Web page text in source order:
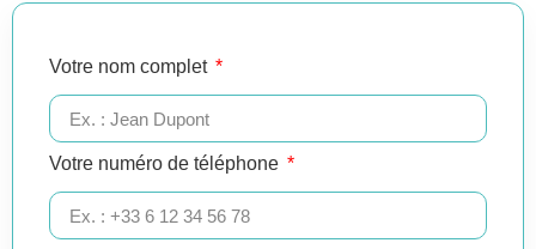
Votre nom complet
Votre numéro de téléphone